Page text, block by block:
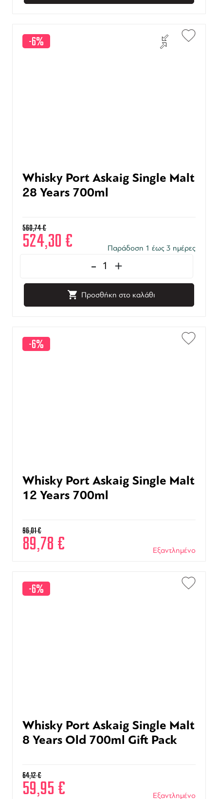
-6%
Whisky Port Askaig Single Malt
28 Years 700ml
560,74€
524,30 € Παράδοση 1 έως 3 ημέρες
- +
Προσθήκη στο καλάθι
-6%
Whisky Port Askaig Single Malt
12 Years 700ml
96,01€
89,78 € Εξαντλημένο
-6%
Whisky Port Askaig Single Malt
8 Years Old 700ml Gift Pack
64,12€
59,95 € Εξαντλημένο